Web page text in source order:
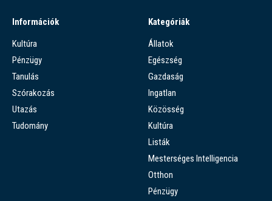
Információk
Kultúra
Pénzügy
Tanulás
Szórakozás
Utazás
Tudomány
Kategóriák
Állatok
Egészség
Gazdaság
Ingatlan
Közösség
Kultúra
Listák
Mesterséges Intelligencia
Otthon
Pénzügy